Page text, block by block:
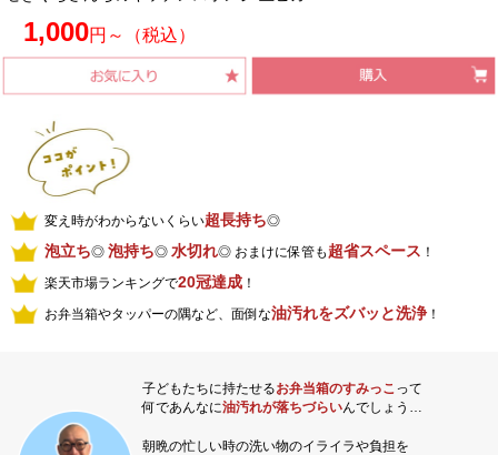
1,000円～（税込）
変え時がわからないくらい超長持ち◎
泡立ち◎ 泡持ち◎ 水切れ◎ おまけに保管も 超省スペース ！
楽天市場ランキングで20冠達成 ！
お弁当箱やタッパーの隅など、面倒な油汚れをズバッと洗浄！
子どもたちに持たせるお弁当箱のすみっこ って
何であんなに油汚れが落ちづらいんでしょう…
朝晩の忙しい時の洗い物のイライラや負担を